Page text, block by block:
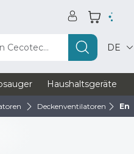
Cecotec... DE
Haushaltsgeräte
Deckenventilatoren